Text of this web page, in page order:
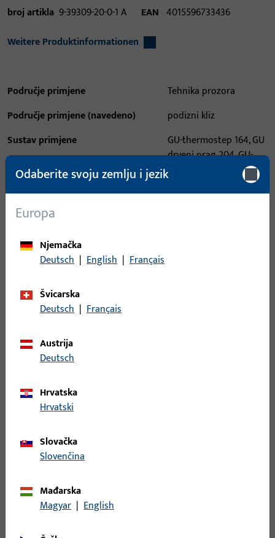
broj artikla 9-39309-20-0-1 A EAN 4015596733436
Weitere Produktinformationen
Područje primjene
Tehnika prozora
Područje primjene (navedeno)
podizni kliz
Sustav primjene
GU-thermostep 164, GU
drveni prag 204, GU-
prag 47, GU-flatstep
stepenica 164
Tip proizvoda
Opis površine
Jedinica pakiranja
Prijava
Prijavite se podacima kupca da biste dobili informacije o
cijeni ili naručili artikle
Odaberite svoju zemlju i jezik
Europa
Njemačka
Deutsch | English | Français
Švicarska
Deutsch | Français
Austrija
Deutsch
Hrvatska
Hrvatski
Slovačka
Slovenčina
Mađarska
Magyar | English